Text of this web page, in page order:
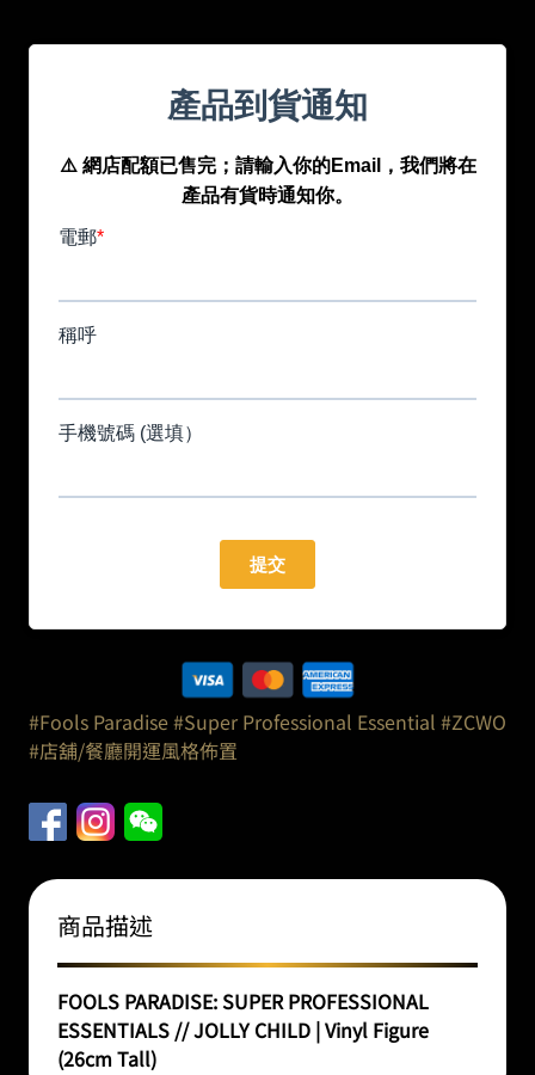
#Fools Paradise#Super Professional Essential #ZCWO
#店舖/餐廳開運風格佈置
商品描述
FOOLS PARADISE: SUPER PROFESSIONAL
ESSENTIALS // JOLLY CHILD | Vinyl Figure
(26cm Tall)